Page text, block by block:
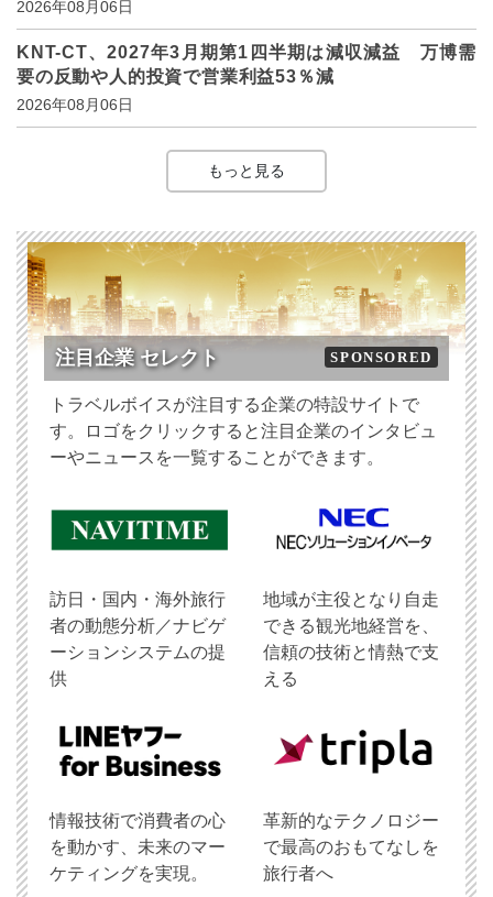
2026年08月06日
KNT-CT、2027年3月期第1四半期は減収減益 万博需
要の反動や人的投資で営業利益53％減
2026年08月06日
もっと見る
注目企業 セレクト SPONSORED
トラベルボイスが注目する企業の特設サイトで
す。ロゴをクリックすると注目企業のインタビュ
ーやニュースを一覧することができます。
訪日・国内・海外旅行
者の動態分析／ナビゲ
ーションシステムの提
供
地域が主役となり自走
できる観光地経営を、
信頼の技術と情熱で支
える
情報技術で消費者の心
を動かす、未来のマー
ケティングを実現。
革新的なテクノロジー
で最高のおもてなしを
旅行者へ